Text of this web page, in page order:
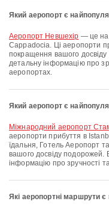
Який аеропорт є
аеропорт Невшехір — це
Cappadocia. Ці аеропорти
покращення вашого
детальну інформацію про
аеропортах.
Який аеропорт є
Міжнародний аеропорт
аеропорти прибуття в
їдальня, Готель Аеропорт
вашого досвіду подорожей.
інформацію про зручності
Які аеропортні маршрути